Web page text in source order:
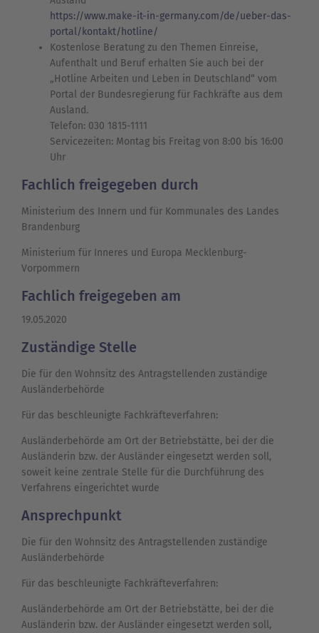
https://www.make-it-in-germany.com/de/ueber-das-
portal/kontakt/hotline/
Kostenlose Beratung zu den Themen Einreise,
Aufenthalt und Beruf erhalten Sie auch bei der
„Hotline Arbeiten und Leben in Deutschland“ vom
Portal der Bundesregierung für Fachkräfte aus dem
Ausland.
Telefon: 030 1815-1111
Servicezeiten: Montag bis Freitag von 8:00 bis 16:00
Uhr
Fachlich freigegeben durch
Ministerium des Innern und für Kommunales des Landes
Brandenburg
Ministerium für Inneres und Europa Mecklenburg-
Vorpommern
Fachlich freigegeben am
19.05.2020
Zuständige Stelle
Die für den Wohnsitz des Antragstellenden zuständige
Ausländerbehörde
Für das beschleunigte Fachkräfteverfahren:
Ausländerbehörde am Ort der Betriebstätte, bei der die
Ausländerin bzw. der Ausländer eingesetzt werden soll,
soweit keine zentrale Stelle für die Durchführung des
Verfahrens eingerichtet wurde
Ansprechpunkt
Die für den Wohnsitz des Antragstellenden zuständige
Ausländerbehörde
Für das beschleunigte Fachkräfteverfahren:
Ausländerbehörde am Ort der Betriebstätte, bei der die
Ausländerin bzw. der Ausländer eingesetzt werden soll,